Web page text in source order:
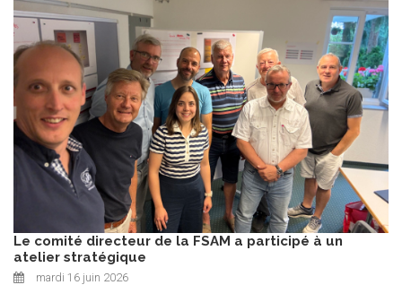
Le comité directeur de la FSAM a participé à un
atelier stratégique
mardi 16 juin 2026